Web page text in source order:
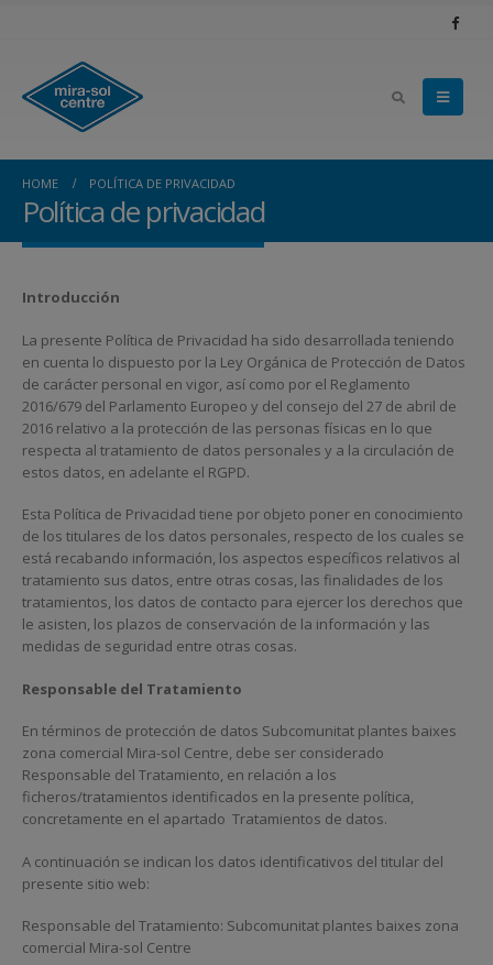
HOME POLÍTICA DE PRIVACIDAD
Política de privacidad
Introducción
La presente Política de Privacidad ha sido desarrollada teniendo
en cuenta lo dispuesto por la Ley Orgánica de Protección de Datos
de carácter personal en vigor, así como por el Reglamento
2016/679 del Parlamento Europeo y del consejo del 27 de abril de
2016 relativo a la protección de las personas físicas en lo que
respecta al tratamiento de datos personales y a la circulación de
estos datos, en adelante el RGPD.
Esta Política de Privacidad tiene por objeto poner en conocimiento
de los titulares de los datos personales, respecto de los cuales se
está recabando información, los aspectos específicos relativos al
tratamiento sus datos, entre otras cosas, las finalidades de los
tratamientos, los datos de contacto para ejercer los derechos que
le asisten, los plazos de conservación de la información y las
medidas de seguridad entre otras cosas.
Responsable del Tratamiento
En términos de protección de datos Subcomunitat plantes baixes
zona comercial Mira-sol Centre, debe ser considerado
Responsable del Tratamiento, en relación a los
ficheros/tratamientos identificados en la presente política,
concretamente en el apartado Tratamientos de datos.
A continuación se indican los datos identificativos del titular del
presente sitio web:
Responsable del Tratamiento: Subcomunitat plantes baixes zona
comercial Mira-sol Centre